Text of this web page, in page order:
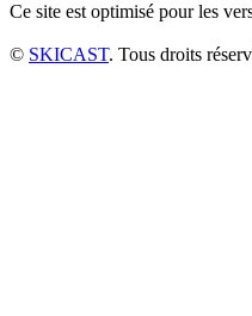
Ce site est optimisé pour les
© SKICAST. Tous droits